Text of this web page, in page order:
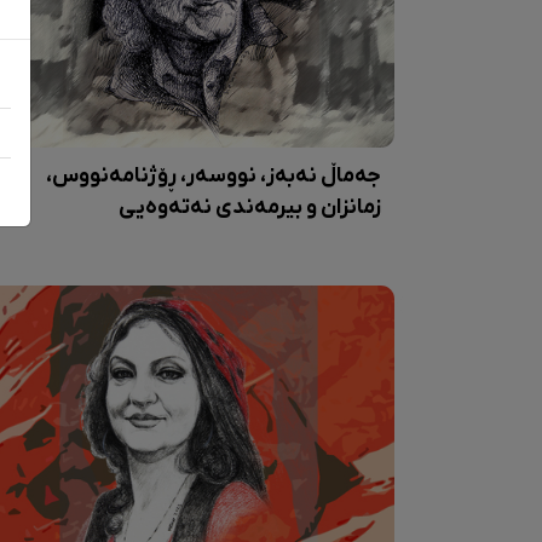
جەماڵ نەبەز، نووسەر، ڕۆژنامەنووس،
زمانزان و بیرمەندی نەتەوەیی